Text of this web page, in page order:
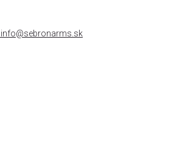
info@sebronarms.sk